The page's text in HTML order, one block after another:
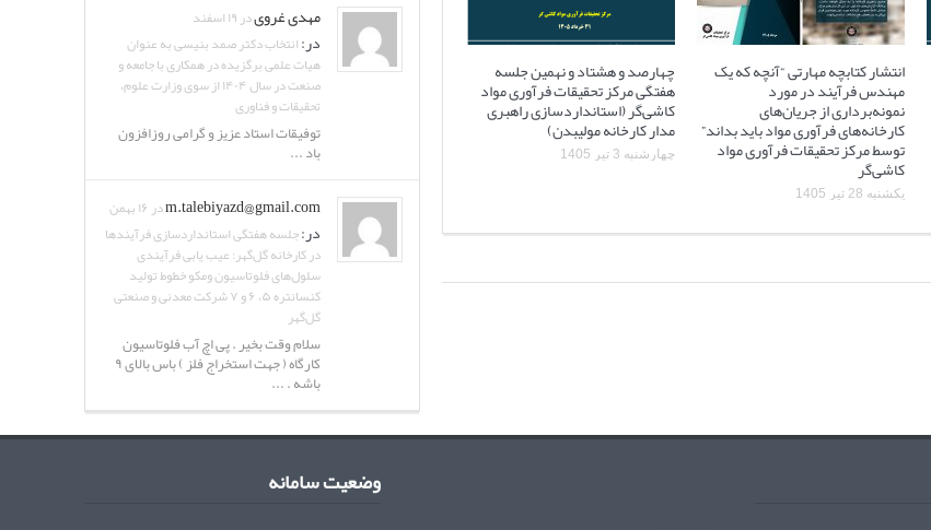
انتشار کتابچه مهارتی “آنچه که یک
مهندس فرآیند در مورد
نمونه‌برداری از جریان‌های
کارخانه‌های فرآوری مواد باید بداند”
توسط مرکز تحقیقات فرآوری مواد
کاشی‌گر
یکشنبه 28 تیر 1405
چهارصد و هشتاد و نهمین جلسه
هفتگی مرکز تحقیقات فرآوری مواد
کاشی‌گر (استانداردسازی راهبری
مدار کارخانه مولیبدن)
چهارشنبه 3 تیر 1405
مهدی غرویدر ۱۹ اسفند
در:انتخاب دکتر صمد بنیسی به عنوان
هیات علمی برگزیده در همکاری با جامعه و
صنعت در سال ۱۴۰۴ از سوی وزارت علوم،
تحقیقات و فناوری
توفیقات استاد عزیز و گرامی روزافزون
باد ...
m.talebiyazd@gmail.comدر ۱۶ بهمن
در:جلسه هفتگی استانداردسازی فرآیندها
در کارخانه گل‌گهر: عیب یابی فرآیندی
سلول‌های فلوتاسیون ومکو خطوط تولید
کنسانتره ۵، ۶ و ۷ شرکت معدنی و صنعتی
گل‌گهر
سلام وقت بخیر . پی اچ آب فلوتاسیون
کارگاه ( جهت استخراج فلز ) باس بالای ۹
باشه . ...
وضعیت سامانه